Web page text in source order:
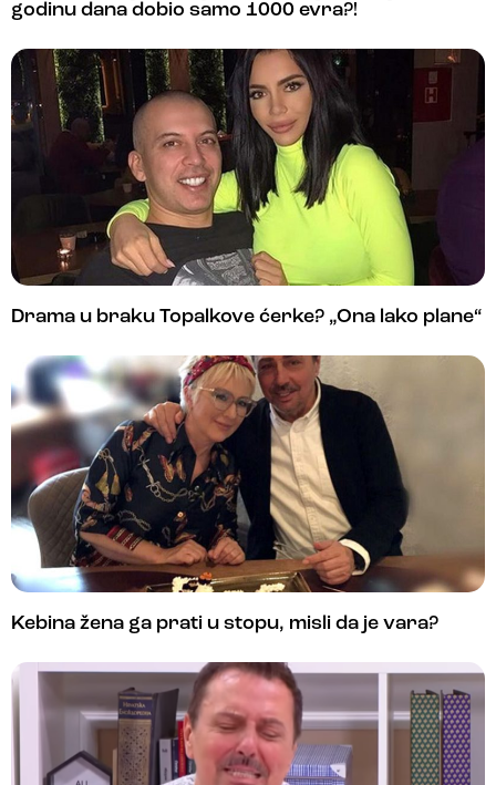
godinu dana dobio samo 1000 evra?!
Drama u braku Topalkove ćerke? „Ona lako plane“
Kebina žena ga prati u stopu, misli da je vara?